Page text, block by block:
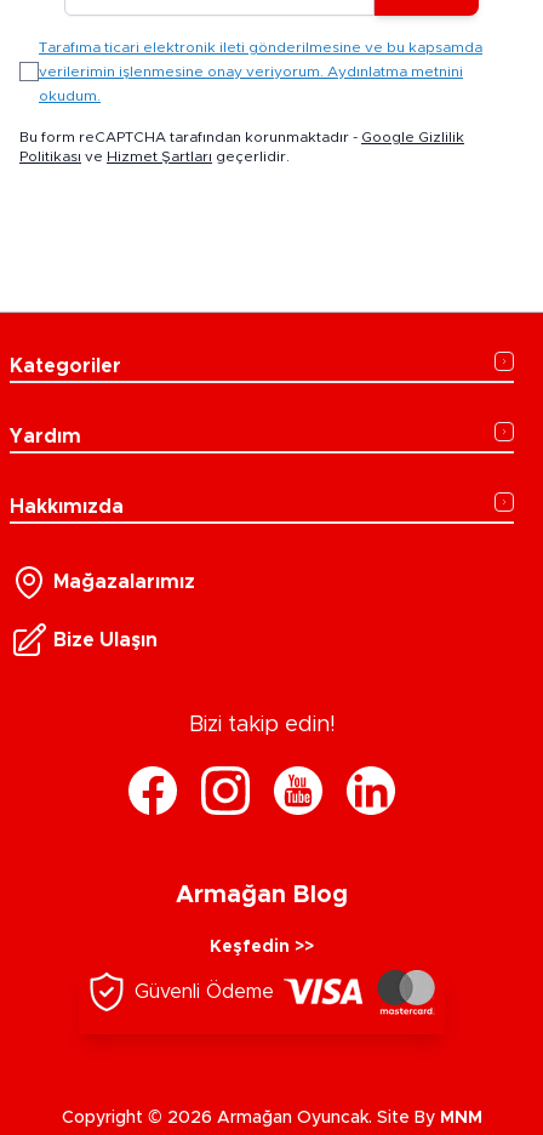
Tarafıma ticari elektronik ileti gönderilmesine ve bu kapsamda
verilerimin işlenmesine onay veriyorum. Aydınlatma metnini
okudum.
Bu form reCAPTCHA tarafından korunmaktadır - Google Gizlilik
Politikası ve Hizmet Şartları geçerlidir.
Kategoriler
Yardım
Hakkımızda
Mağazalarımız
Bize Ulaşın
Bizi takip edin!
Armağan Blog
Keşfedin >>
Güvenli Ödeme
Copyright © 2026 Armağan Oyuncak. Site By MNM